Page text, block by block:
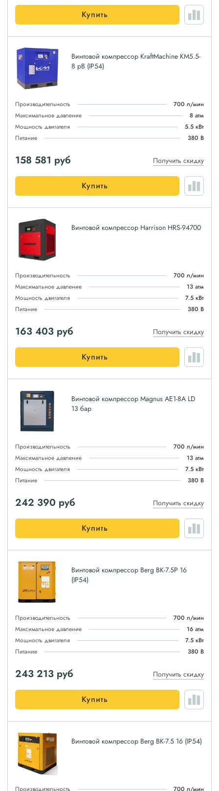
Купить
Винтовой компрессор KraftMachine KM5.5-
8 рВ (IP54)
Производительность
700 л/мин
Максимальное давление
8 атм
Мощность двигателя
5.5 кВт
Питание
380 В
158 581 руб Получить скидку
Купить
Винтовой компрессор Harrison HRS-94700
Производительность
700 л/мин
Максимальное давление
13 атм
Мощность двигателя
7.5 кВт
Питание
380 В
163 403 руб Получить скидку
Купить
Винтовой компрессор Magnus АЕ1-8A LD
13 бар
Производительность
700 л/мин
Максимальное давление
13 атм
Мощность двигателя
7.5 кВт
Питание
380 В
242 390 руб Получить скидку
Купить
Винтовой компрессор Berg ВК-7.5Р 16
(IP54)
Производительность
700 л/мин
Максимальное давление
16 атм
Мощность двигателя
7.5 кВт
Питание
380 В
243 213 руб Получить скидку
Купить
Винтовой компрессор Berg ВК-7.5 16 (IP54)
Производительность 700 л/мин